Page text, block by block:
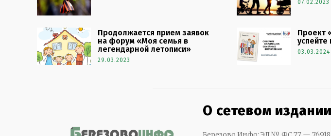
Продолжается прием заявок
на форум «Моя семья в
легендарной летописи»
29.03.2023
07.02.2023
Проект
успейте
03.03.2024
О сетевом издании